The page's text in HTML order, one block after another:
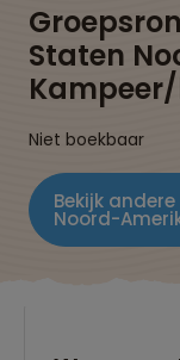
Staten
Niet boekbaar
Bekijk
Noord-